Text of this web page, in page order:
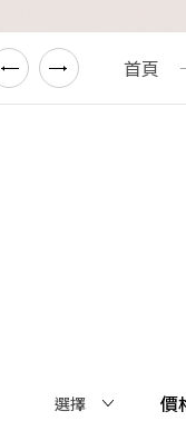
濾藍光變色放大鏡首頁
選擇 價